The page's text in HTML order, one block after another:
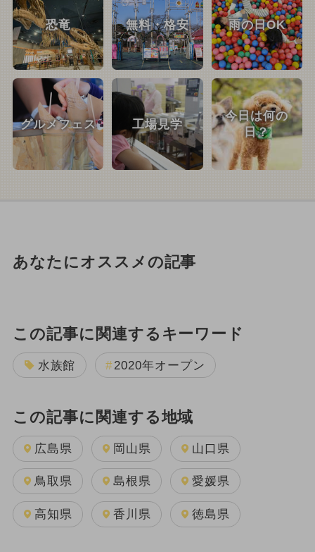
恐竜 無料・格安 雨の日OK
グルメフェス 工場見学
今日は何の
日？
あなたにオススメの記事
この記事に関連するキーワード
水族館 2020年オープン
この記事に関連する地域
広島県 岡山県 山口県
鳥取県 島根県 愛媛県
高知県 香川県 徳島県